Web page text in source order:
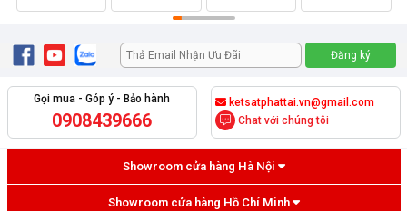
Gọi mua - Góp ý - Bảo hành
0908439666
ketsatphattai.vn@gmail.com
Chat với chúng tôi
Showroom cửa hàng Hà Nội
Showroom cửa hàng Hồ Chí Minh